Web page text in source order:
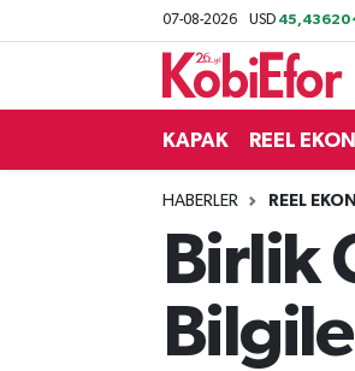
07-08-2026 USD 45,43620
KAPAK REEL
HABERLER REEL
Birlik
BİLİŞİM PANO